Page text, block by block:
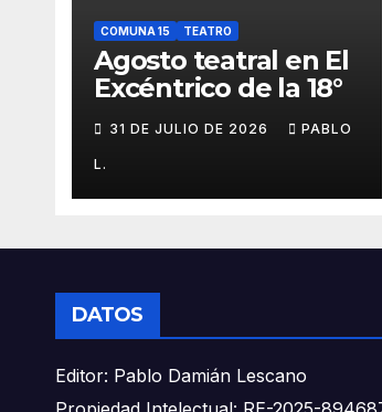
COMUNA 15 TEATRO
Agosto teatral en El
Excéntrico de la 18°
31 DE JULIO DE 2026 PABLO
L.
DATOS
Editor: Pablo Damián Lescano